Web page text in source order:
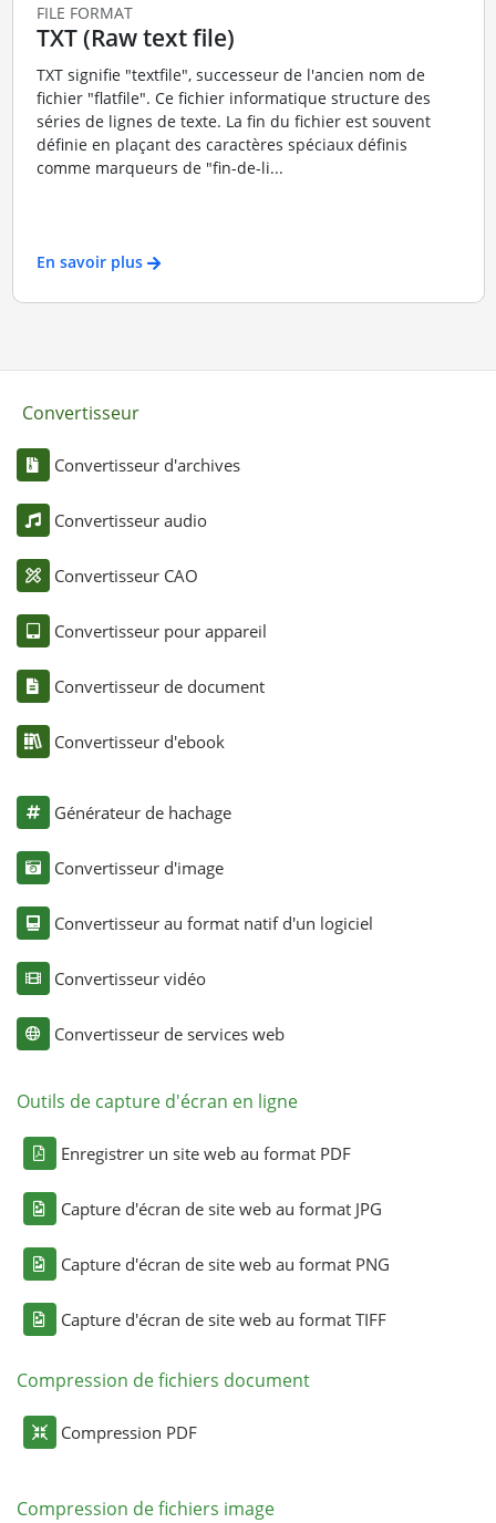
FILE FORMAT
TXT (Raw text file)
TXT signifie "textfile", successeur de l'ancien nom de
fichier "flatfile". Ce fichier informatique structure des
séries de lignes de texte. La fin du fichier est souvent
définie en plaçant des caractères spéciaux définis
comme marqueurs de "fin-de-li...
En savoir plus
Convertisseur
Convertisseur d'archives
Convertisseur audio
Convertisseur CAO
Convertisseur pour appareil
Convertisseur de document
Convertisseur d'ebook
Générateur de hachage
Convertisseur d'image
Convertisseur au format natif d'un logiciel
Convertisseur vidéo
Convertisseur de services web
Outils de capture d'écran en ligne
Enregistrer un site web au format PDF
Capture d'écran de site web au format JPG
Capture d'écran de site web au format PNG
Capture d'écran de site web au format TIFF
Compression de fichiers document
Compression PDF
Compression de fichiers image